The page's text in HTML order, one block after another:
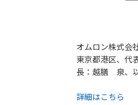
会社情報
オムロン株式会
東京都港区、代
長：越膳 泉、
詳細はこちら